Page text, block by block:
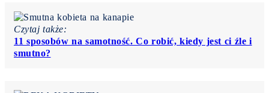
Czytaj także:
11 sposobów na samotność. Co robić, kiedy jest ci źle i
smutno?